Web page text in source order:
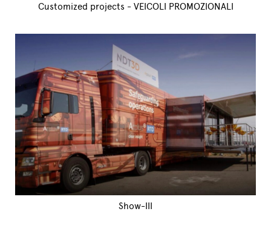
Customized projects - VEICOLI PROMOZIONALI
Show-III